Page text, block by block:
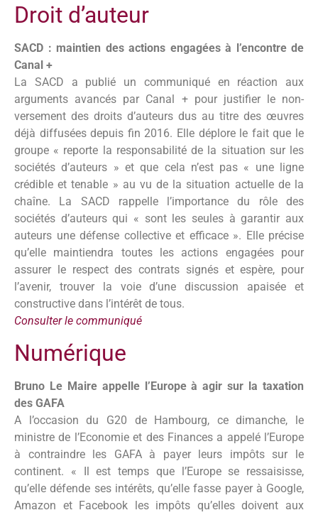
Droit d’auteur
SACD : maintien des actions engagées à l’encontre de
Canal +
La SACD a publié un communiqué en réaction aux
arguments avancés par Canal + pour justifier le non-
versement des droits d’auteurs dus au titre des œuvres
déjà diffusées depuis fin 2016. Elle déplore le fait que le
groupe « reporte la responsabilité de la situation sur les
sociétés d’auteurs » et que cela n’est pas « une ligne
crédible et tenable » au vu de la situation actuelle de la
chaîne. La SACD rappelle l’importance du rôle des
sociétés d’auteurs qui « sont les seules à garantir aux
auteurs une défense collective et efficace ». Elle précise
qu’elle maintiendra toutes les actions engagées pour
assurer le respect des contrats signés et espère, pour
l’avenir, trouver la voie d’une discussion apaisée et
constructive dans l’intérêt de tous.
Consulter le communiqué
Numérique
Bruno Le Maire appelle l’Europe à agir sur la taxation
des GAFA
A l’occasion du G20 de Hambourg, ce dimanche, le
ministre de l’Economie et des Finances a appelé l’Europe
à contraindre les GAFA à payer leurs impôts sur le
continent. « Il est temps que l’Europe se ressaisisse,
qu’elle défende ses intérêts, qu’elle fasse payer à Google,
Amazon et Facebook les impôts qu’elles doivent aux